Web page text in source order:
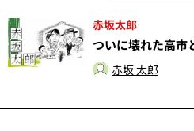
赤坂太郎
ついに壊れた高市
赤坂 太郎